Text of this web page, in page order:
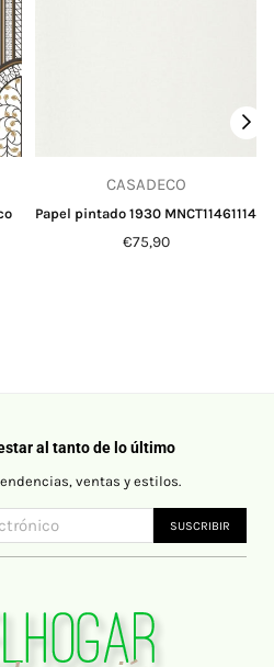
CASADECO
Papel pintado 1930 MNCT11461114
Precio
€75,90
al tanto de lo último
ventas y estilos.
SUSCRIBIR